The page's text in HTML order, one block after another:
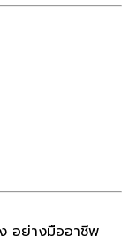
อย่างมืออาชีพ